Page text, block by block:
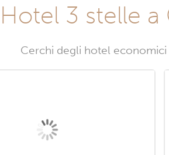
Hotel 3 stelle
Cerchi degli hotel